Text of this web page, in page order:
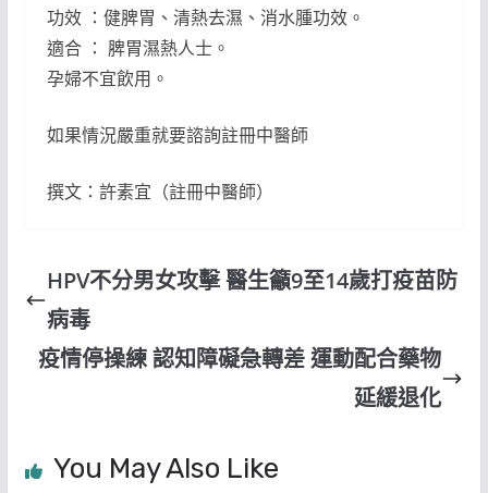
功效 ：健脾胃、清熱去濕、消水腫功效。
適合 ： 脾胃濕熱人士。
孕婦不宜飲用。
如果情況嚴重就要諮詢註冊中醫師
撰文：許素宜（註冊中醫師）
HPV不分男女攻擊 醫生籲9至14歲打疫苗防
病毒
疫情停操練 認知障礙急轉差 運動配合藥物
延緩退化
You May Also Like